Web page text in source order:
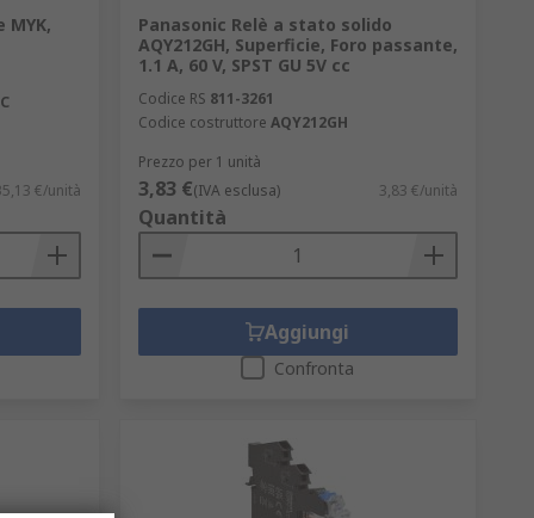
MYK,
€/unità
Panasonic Relè a stato solido
AQY212GH, Superficie, Foro passante,
1.1 A, 60 V, SPST GU 5V cc
Codice RS 811-3261
Codice costruttore AQY212GH
Prezzo per 1 unità
3,83 €(IVA esclusa) 3,83 €/unità
Quantità
Aggiungi
Confronta